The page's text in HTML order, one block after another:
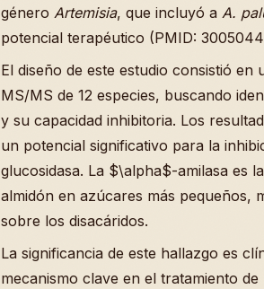
género Artemisia, que incluyó a A.
potencial terapéutico (PMID:
El diseño de este estudio consistió
MS/MS de 12 especies, buscando
y su capacidad inhibitoria. Los
un potencial significativo para la
glucosidasa. La $\alpha$-amilasa es
almidón en azúcares más pequeños,
sobre los disacáridos.
La significancia de este hallazgo es
mecanismo clave en el tratamiento